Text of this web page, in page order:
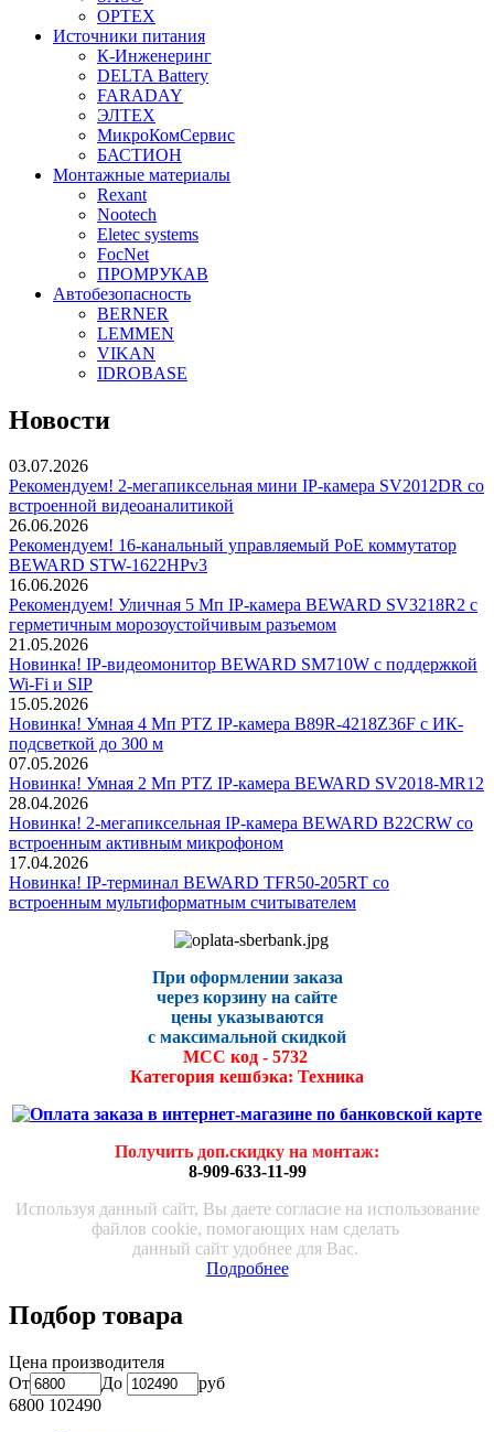
OPTEX
Источники питания
К-Инженеринг
DELTA Battery
FARADAY
ЭЛТЕХ
МикроКомСервис
БАСТИОН
Монтажные материалы
Rexant
Nootech
Eletec systems
FocNet
ПРОМРУКАВ
Автобезопасность
BERNER
LEMMEN
VIKAN
IDROBASE
Новости
03.07.2026
Рекомендуем! 2-мегапиксельная мини IP-камера SV2012DR со
встроенной видеоаналитикой
26.06.2026
Рекомендуем! 16-канальный управляемый PoE коммутатор
BEWARD STW-1622HPv3
16.06.2026
Рекомендуем! Уличная 5 Мп IP-камера BEWARD SV3218R2 с
герметичным морозоустойчивым разъемом
21.05.2026
Новинка! IP-видеомонитор BEWARD SM710W с поддержкой
Wi-Fi и SIP
15.05.2026
Новинка! Умная 4 Мп PTZ IP-камера B89R-4218Z36F с ИК-
подсветкой до 300 м
07.05.2026
Новинка! Умная 2 Мп PTZ IP-камера BEWARD SV2018-MR12
28.04.2026
Новинка! 2-мегапиксельная IP-камера BEWARD B22CRW со
встроенным активным микрофоном
17.04.2026
Новинка! IP-терминал BEWARD TFR50-205RT со
встроенным мультиформатным считывателем
При оформлении заказа
через корзину на сайте
цены указываются
с максимальной скидкой
МСС код - 5732
Категория кешбэка: Техника
Получить доп.скидку на монтаж:
8-909-633-11-99
Используя данный сайт, Вы даете согласие на использование
файлов cookie, помогающих нам сделать
данный сайт удобнее для Вас.
Подробнее
Подбор товара
Цена производителя
От
До
руб
6800 102490